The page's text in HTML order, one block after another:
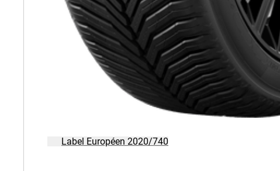
Label Européen 2020/740